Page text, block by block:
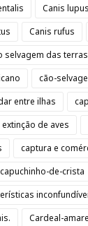
Canis
Canis rufus
selvagem das
cão-
entre ilhas
de aves
captura e
capuchinho-de-crista
Cardeal-